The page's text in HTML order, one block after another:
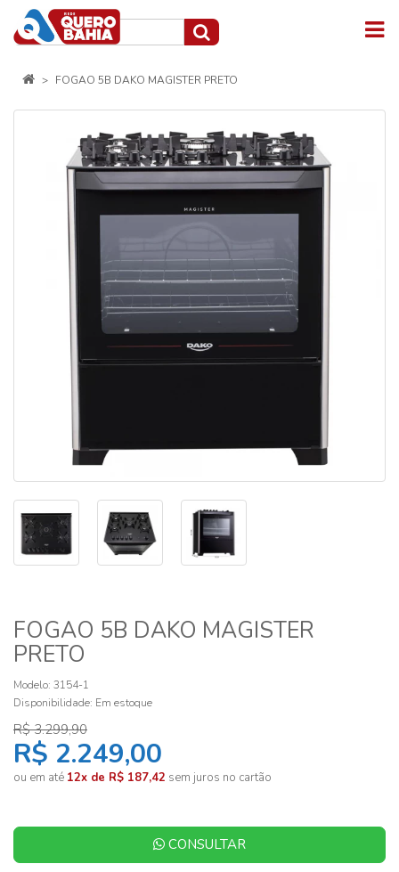
FOGAO 5B DAKO MAGISTER PRETO
FOGAO 5B DAKO MAGISTER
PRETO
Modelo: 3154-1
Disponibilidade: Em estoque
R$ 3.299,90
R$ 2.249,00
ou em até 12x de R$ 187,42 sem juros no cartão
CONSULTAR